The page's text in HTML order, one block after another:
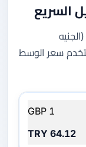
مبالغ التحويل الشائعة من GBP إلى TRY (الجنيه
سعر الوسط
1 GBP
64.12 TRY